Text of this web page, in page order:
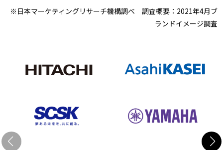
※日本マーケティングリサーチ機構調べ 調査概要：2021年4月ブ
ランドイメージ調査